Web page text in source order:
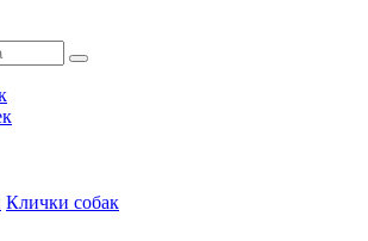
Клички собак